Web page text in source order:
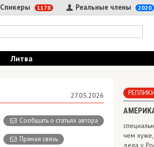
Спикеры 1178 Реальные члены 2020
Литва
27.05.2026
Сообщать о статьях автора
Прямая связь
чем хуже,
дела у